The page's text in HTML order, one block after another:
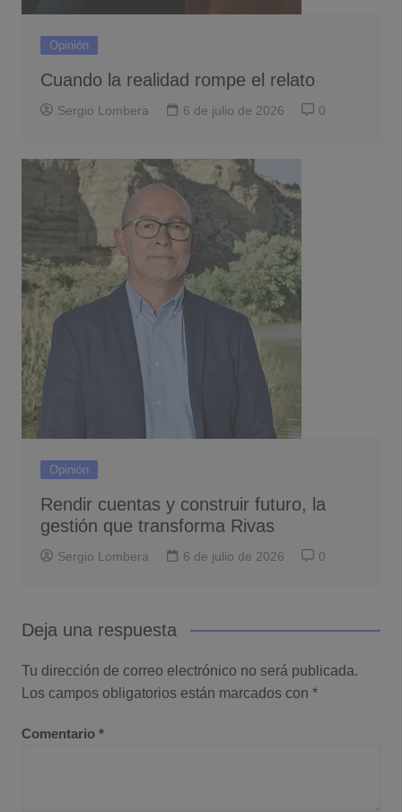
Opinión
Cuando la realidad rompe el relato
Sergio Lombera 6 de julio de 2026 0
Opinión
Rendir cuentas y construir futuro, la
gestión que transforma Rivas
Sergio Lombera 6 de julio de 2026 0
Deja una respuesta
Tu dirección de correo electrónico no será publicada.
Los campos obligatorios están marcados con *
Comentario *